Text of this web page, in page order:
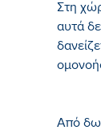
Στη
αυτά
Από δω,